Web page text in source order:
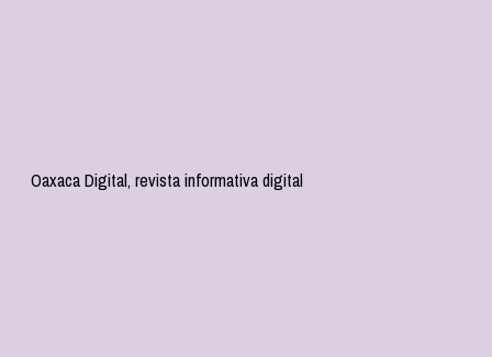
Oaxaca Digital, revista informativa digital